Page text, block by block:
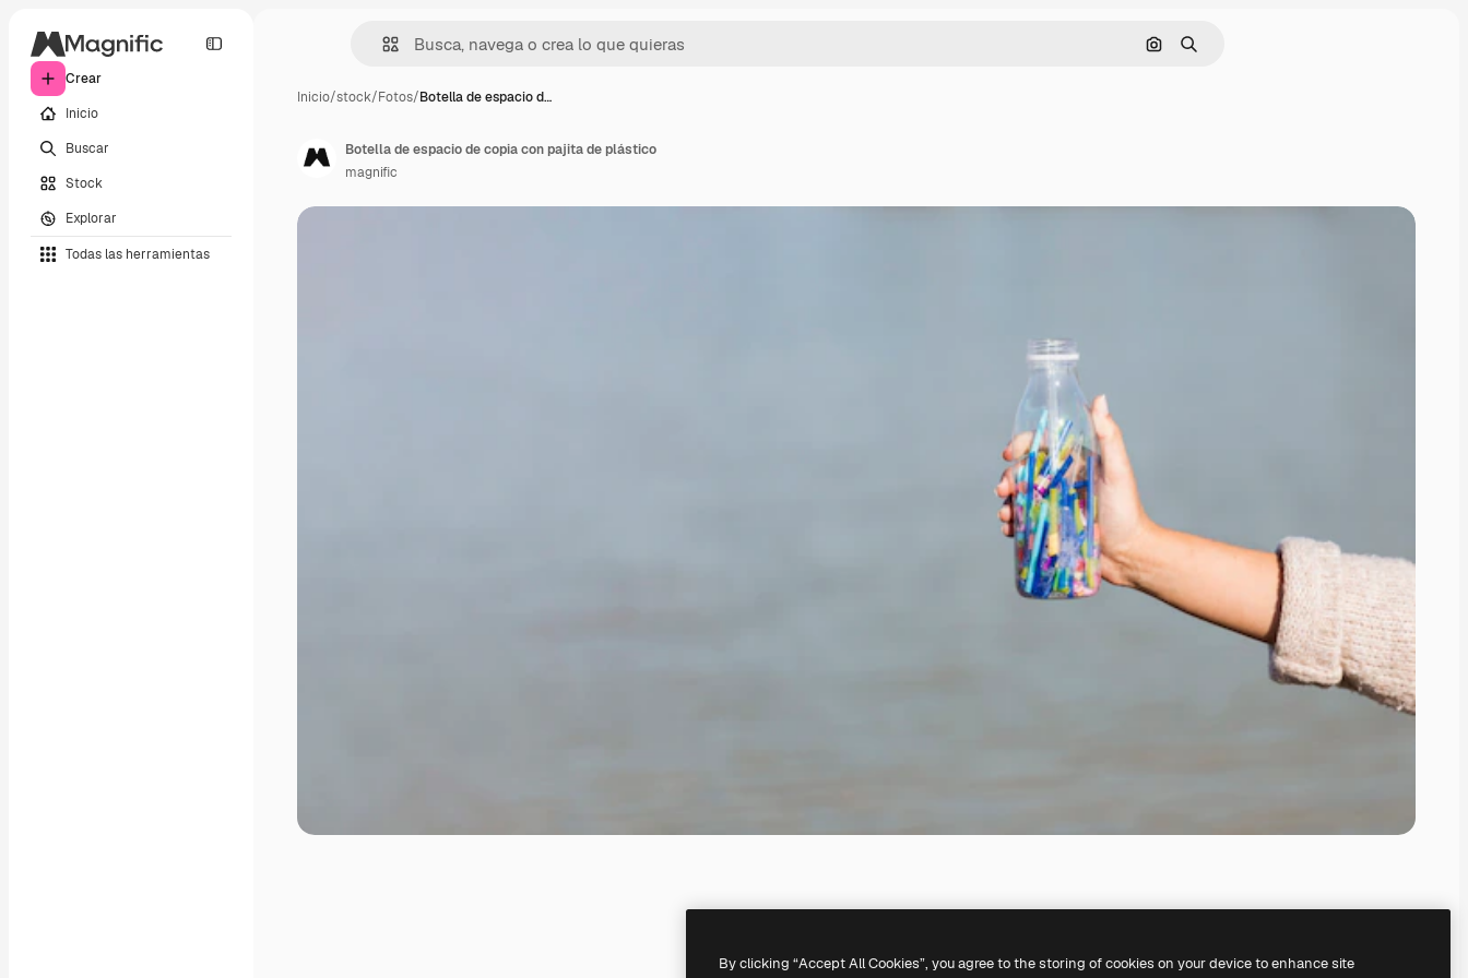
Crear
Inicio
Buscar
Stock
Explorar
Todas las herramientas
Buscar por imagen
Buscar
Inicio/stock/Fotos/Botella de espacio d…
Botella de espacio de copia con pajita de plástico
magnific
By clicking “Accept All Cookies”, you agree to the storing of cookies on your device to enhance site